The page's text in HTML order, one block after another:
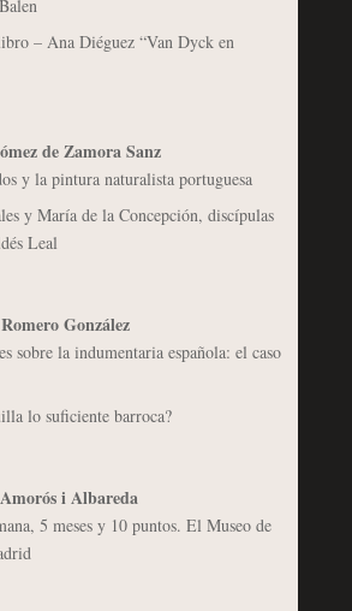
– Ana Diéguez “Van Dyck en
de Zamora Sanz
y la pintura naturalista portuguesa
y María de la Concepción, discípulas
Leal
González
sobre la indumentaria española: el caso
lo suficiente barroca?
i Albareda
5 meses y 10 puntos. El Museo de